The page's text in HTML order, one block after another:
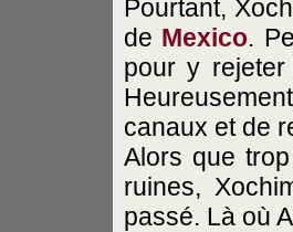
Pourtant,
de Mexico.
pour y
canaux et de
Alors que
ruines,
passé. Là où